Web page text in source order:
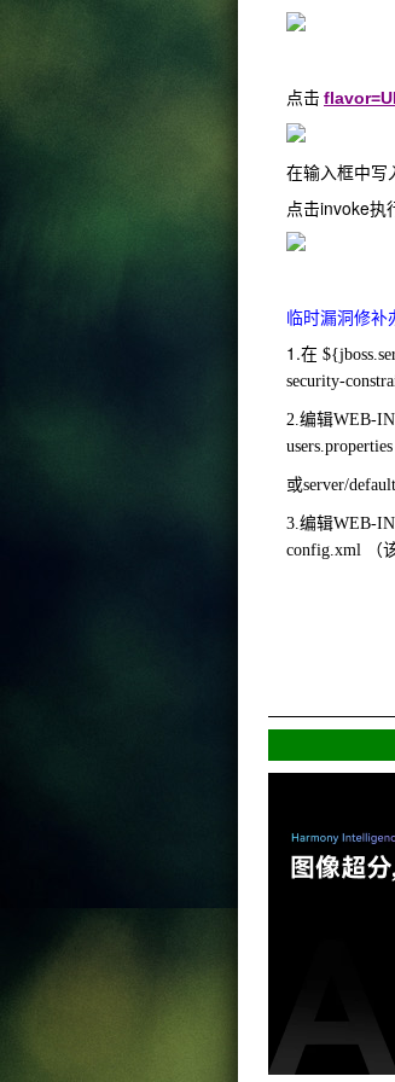
点击
在输入框中写
点击invoke执
临时漏洞修补
1.在
security-
2.编辑WEB-
users.properties
或server/
3.编辑WEB-
config.xml （